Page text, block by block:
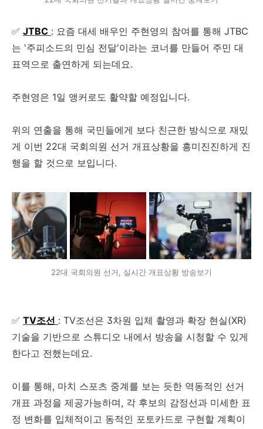
✅ JTBC : 요즘 대세 배우인 주현영의 참여를 통해 JTBC
는 '주피소드의 민심 전달'이라는 코너를 만들어 주민 대
표역으로 출연하게 되는데요.
주현영은 1일 앵커로도 활약할 예정입니다.
위의 연출을 통해 국민들에게 보다 친근한 방식으로 재밌
게 이번 22대 국회의원 선거 개표상황을 흥미진진하게 진
행을 할 것으로 보입니다.
22대 국회의원 선거, 실시간 개표상황 방송보기
✅ TV조선 : TV조선은 3차원 입체 촬영과 확장 현실(XR)
기술을 기반으로 스튜디오 내에서 방송을 시청할 수 있게
한다고 전했는데요.
이를 통해, 마치 스포츠 중계를 보는 듯한 역동적인 선거
개표 과정을 제공가능하며, 각 후보의 감정선과 미세한 표
정 변화를 입체적이고 동적인 포토카드로 구현할 계획이